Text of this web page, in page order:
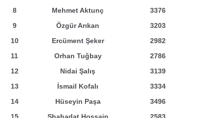
8
Mehmet Aktunç
3376
9
Özgür Arıkan
3203
10
Ercüment Şeker
2982
11
Orhan Tuğbay
2786
12
Nidai Şalış
3139
13
İsmail Kofalı
3334
14
Hüseyin Paşa
3496